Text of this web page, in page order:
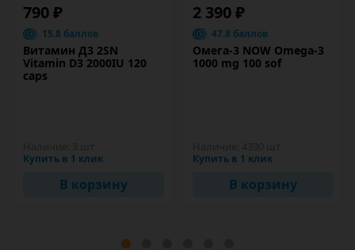
790 ₽
15.8 баллов
Витамин Д3 2SN
Vitamin D3 2000IU 120
caps
Купить в 1 клик
В корзину
2 390 ₽
47.8 баллов
Омега-3 NOW Omega-3
1000 mg 100 sof
Купить в 1 клик
В корзину